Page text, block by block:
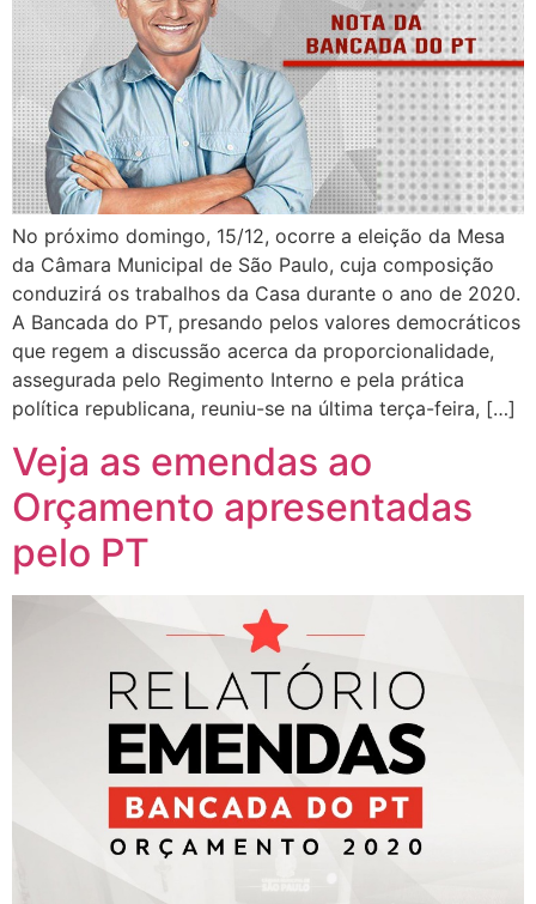
No próximo domingo, 15/12, ocorre a eleição da Mesa
da Câmara Municipal de São Paulo, cuja composição
conduzirá os trabalhos da Casa durante o ano de 2020.
A Bancada do PT, presando pelos valores democráticos
que regem a discussão acerca da proporcionalidade,
assegurada pelo Regimento Interno e pela prática
política republicana, reuniu-se na última terça-feira, […]
Veja as emendas ao
Orçamento apresentadas
pelo PT